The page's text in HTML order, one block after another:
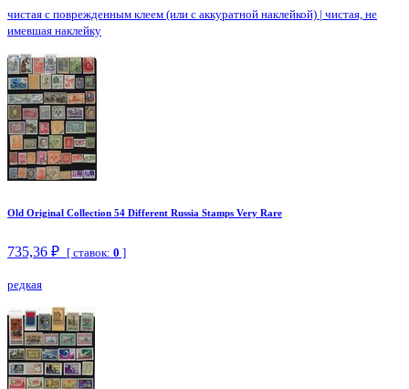
чистая с поврежденным клеем (или с аккуратной наклейкой) | чистая, не
имевшая наклейку
Old Original Collection 54 Different Russia Stamps Very Rare
735,36 ₽ [ ставок: 0 ]
редкая